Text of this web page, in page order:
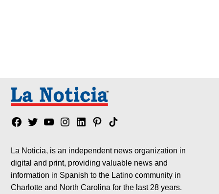
Facebook
TwitterYouTubeInstagram
LinkedinPinterest
Tik
La Noticia, is an independent news organization in
digital and print, providing valuable news and
information in Spanish to the Latino community in
Charlotte and North Carolina for the last 28 years.